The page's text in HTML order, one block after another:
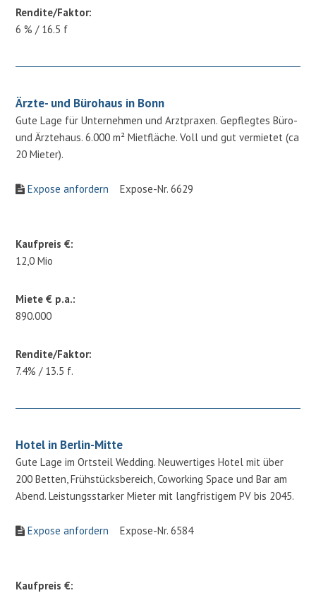
Rendite/Faktor:
6 % / 16.5 f
Ärzte- und Bürohaus in Bonn
Gute Lage für Unternehmen und Arztpraxen. Gepflegtes Büro-
und Ärztehaus. 6.000 m² Mietfläche. Voll und gut vermietet (ca
20 Mieter).
Expose anfordern Expose-Nr. 6629
Kaufpreis €:
12,0 Mio
Miete € p.a.:
890.000
Rendite/Faktor:
7.4% / 13.5 f.
Hotel in Berlin-Mitte
Gute Lage im Ortsteil Wedding. Neuwertiges Hotel mit über
200 Betten, Frühstücksbereich, Coworking Space und Bar am
Abend. Leistungsstarker Mieter mit langfristigem PV bis 2045.
Expose anfordern Expose-Nr. 6584
Kaufpreis €: